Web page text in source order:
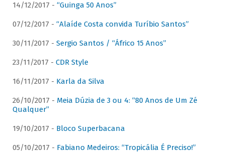
14/12/2017 - “Guinga 50 Anos”
07/12/2017 - “Alaíde Costa convida Turíbio Santos”
30/11/2017 - Sergio Santos / “Áfrico 15 Anos”
23/11/2017 - CDR Style
16/11/2017 - Karla da Silva
26/10/2017 - Meia Dúzia de 3 ou 4: “80 Anos de Um Zé
Qualquer”
19/10/2017 - Bloco Superbacana
05/10/2017 - Fabiano Medeiros: “Tropicália É Preciso!”